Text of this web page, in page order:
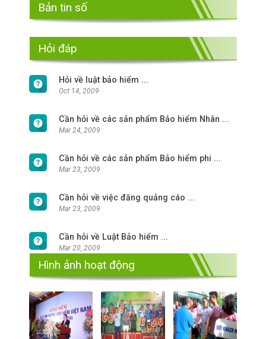
Bản tin số
Hỏi đáp
Hỏi về luật bảo hiểm ...
Oct 14, 2009
Cần hỏi về các sản phẩm Bảo hiểm Nhân ...
Mar 24, 2009
Cần hỏi về các sản phẩm Bảo hiểm phi ...
Mar 23, 2009
Cần hỏi về việc đăng quảng cáo ...
Mar 23, 2009
Cần hỏi về Luật Bảo hiểm ...
Mar 20, 2009
Hình ảnh hoạt động